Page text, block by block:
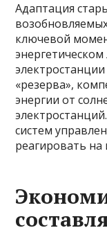
Адаптация
ключевой
«резерва»,
энергии от
систем
реагировать на